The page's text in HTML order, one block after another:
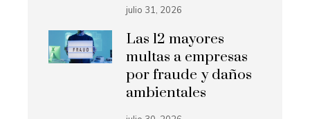
julio 31, 2026
Las 12 mayores
multas a empresas
por fraude y daños
ambientales